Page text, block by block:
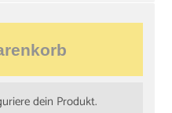
dein Produkt.